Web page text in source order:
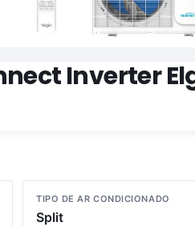
Inverter
TIPO DE AR CONDICIONADO
Split